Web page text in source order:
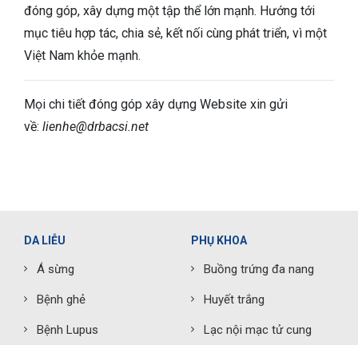
đóng góp, xây dựng một tập thể lớn mạnh. Hướng tới
mục tiêu hợp tác, chia sẻ, kết nối cùng phát triển, vì một
Việt Nam khỏe mạnh.
Mọi chi tiết đóng góp xây dựng Website xin gửi
về: lienhe@drbacsi.net
DA LIỄU
Á sừng
Bệnh ghẻ
Bệnh Lupus
PHỤ KHOA
Buồng trứng đa nang
Huyết trắng
Lạc nội mạc tử cung